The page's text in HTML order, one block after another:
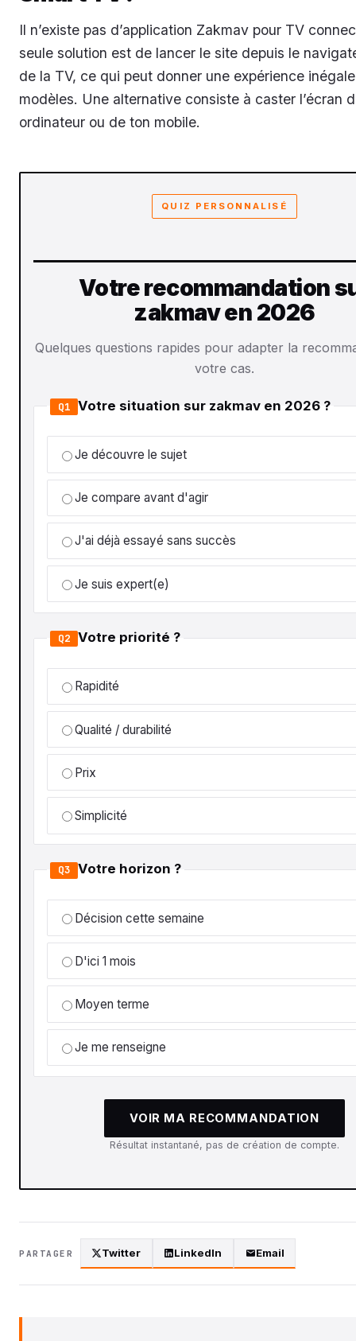
Il n’existe pas d’application Zakmav pour TV
seule solution est de lancer le site depuis le
de la TV, ce qui peut donner une expérience
modèles. Une alternative consiste à caster l’écran
ordinateur ou de ton mobile.
QUIZ PERSONNALISÉ
Votre recommandation
zakmav en 2026
Quelques questions rapides pour adapter la
votre cas.
Q1 Votre situation sur zakmav en 2026 ?
Je découvre le sujet
Je compare avant d'agir
J'ai déjà essayé sans succès
Je suis expert(e)
Q2 Votre priorité ?
Rapidité
Qualité / durabilité
Prix
Simplicité
Q3 Votre horizon ?
Décision cette semaine
D'ici 1 mois
Moyen terme
Je me renseigne
VOIR MA RECOMMANDATION
Résultat instantané, pas de création de compte.
PARTAGER Twitter LinkedIn Email